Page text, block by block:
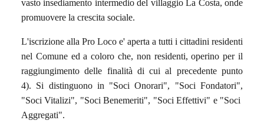
vasto insediamento intermedio del villaggio La Costa, onde
promuovere la crescita sociale.
L'iscrizione alla Pro Loco e' aperta a tutti i cittadini residenti
nel Comune ed a coloro che, non residenti, operino per il
raggiungimento delle finalità di cui al precedente punto
4). Si distinguono in "Soci Onorari", "Soci Fondatori",
"Soci Vitalizi", "Soci Benemeriti", "Soci Effettivi" e "Soci
Aggregati".